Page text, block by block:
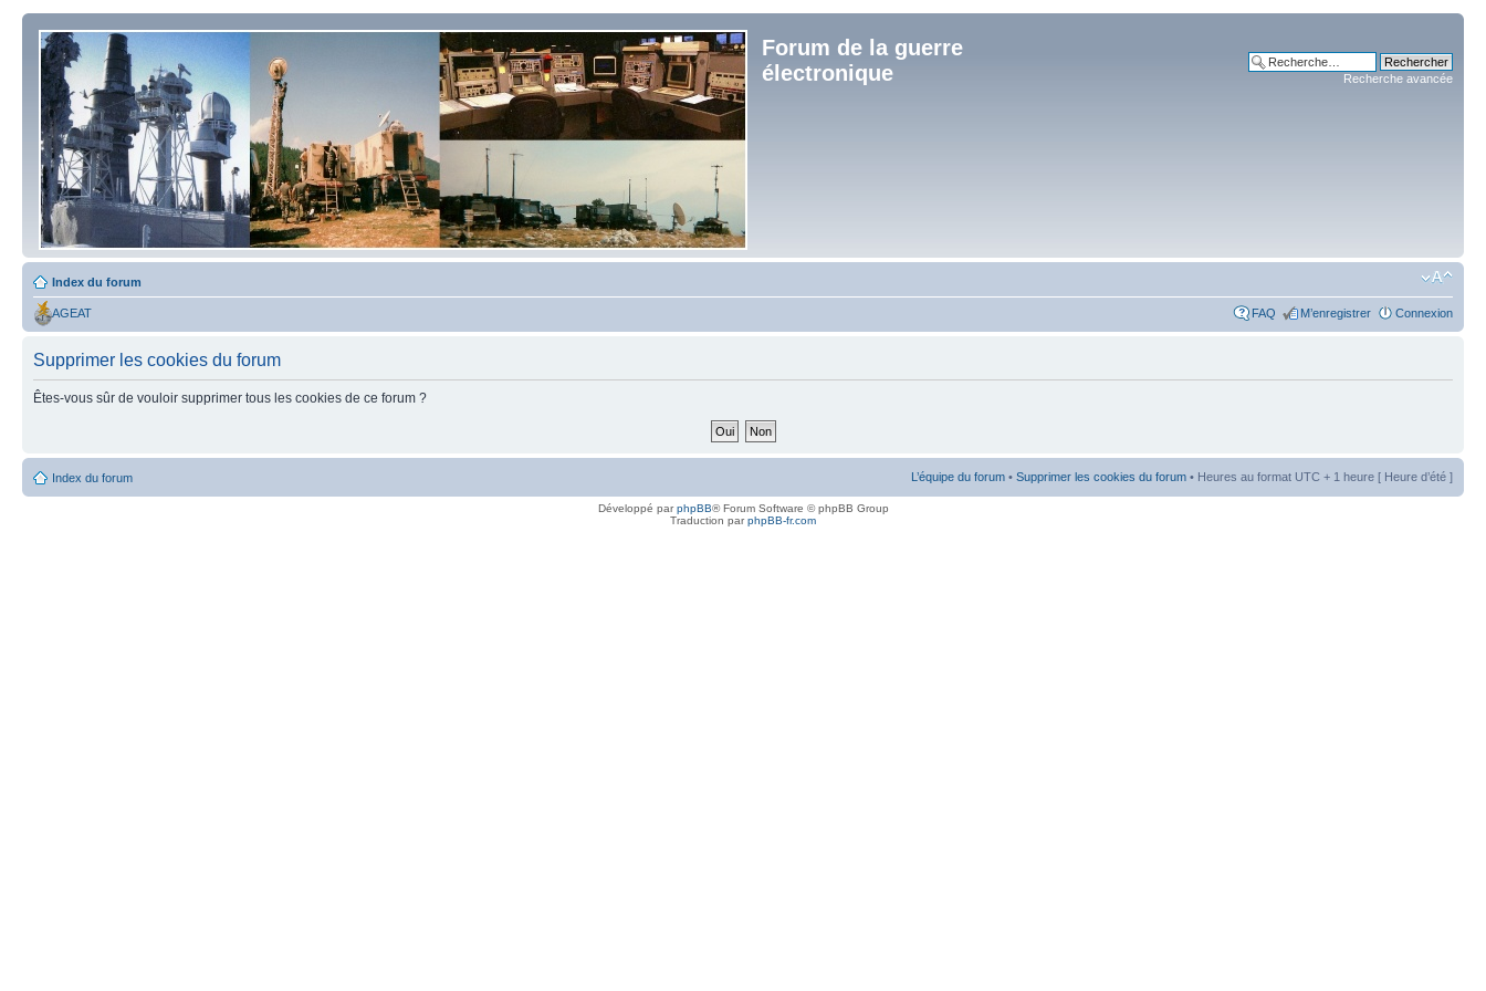
Forum de la guerre
électronique
Recherche avancée
Index du forum
AGEAT FAQ M’enregistrer Connexion
Supprimer les cookies du forum
Êtes-vous sûr de vouloir supprimer tous les cookies de ce forum ?
Index du forum L’équipe du forum • Supprimer les cookies du forum • Heures au format UTC + 1 heure [ Heure d’été ]
Développé parphpBB® Forum Software © phpBB Group
Traduction parphpBB-fr.com